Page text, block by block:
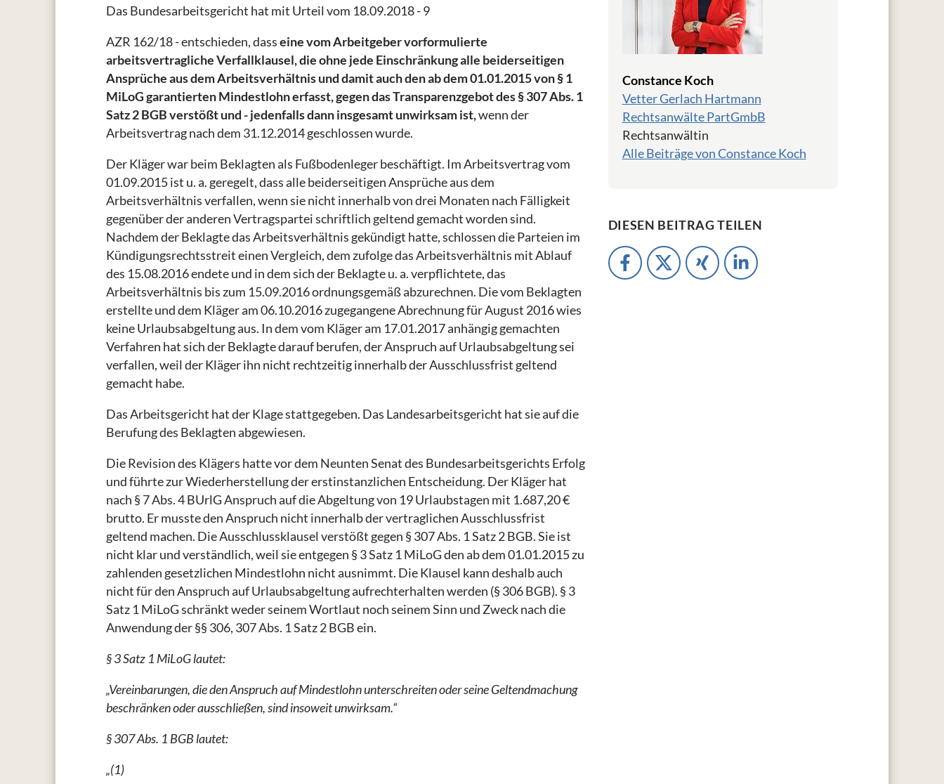
Das Bundesarbeitsgericht hat mit Urteil vom 18.09.2018 - 9
AZR 162/18 - entschieden, dasseine vom Arbeitgeber vorformulierte
arbeitsvertragliche Verfallklausel, die ohne jede Einschränkung alle beiderseitigen
Ansprüche aus dem Arbeitsverhältnis und damit auch den ab dem 01.01.2015 von § 1
MiLoG garantierten Mindestlohn erfasst, gegen das Transparenzgebot des § 307 Abs. 1
Satz 2 BGB verstößt und - jedenfalls dann insgesamt unwirksam ist,wenn der
Arbeitsvertrag nach dem 31.12.2014 geschlossen wurde.
Der Kläger war beim Beklagten als Fußbodenleger beschäftigt. Im Arbeitsvertrag vom
01.09.2015 ist u. a. geregelt, dass alle beiderseitigen Ansprüche aus dem
Arbeitsverhältnis verfallen, wenn sie nicht innerhalb von drei Monaten nach Fälligkeit
gegenüber der anderen Vertragspartei schriftlich geltend gemacht worden sind.
Nachdem der Beklagte das Arbeitsverhältnis gekündigt hatte, schlossen die Parteien im
Kündigungsrechtsstreit einen Vergleich, dem zufolge das Arbeitsverhältnis mit Ablauf
des 15.08.2016 endete und in dem sich der Beklagte u. a. verpflichtete, das
Arbeitsverhältnis bis zum 15.09.2016 ordnungsgemäß abzurechnen. Die vom Beklagten
erstellte und dem Kläger am 06.10.2016 zugegangene Abrechnung für August 2016 wies
keine Urlaubsabgeltung aus. In dem vom Kläger am 17.01.2017 anhängig gemachten
Verfahren hat sich der Beklagte darauf berufen, der Anspruch auf Urlaubsabgeltung sei
verfallen, weil der Kläger ihn nicht rechtzeitig innerhalb der Ausschlussfrist geltend
gemacht habe.
Das Arbeitsgericht hat der Klage stattgegeben. Das Landesarbeitsgericht hat sie auf die
Berufung des Beklagten abgewiesen.
Die Revision des Klägers hatte vor dem Neunten Senat des Bundesarbeitsgerichts Erfolg
und führte zur Wiederherstellung der erstinstanzlichen Entscheidung. Der Kläger hat
nach § 7 Abs. 4 BUrlG Anspruch auf die Abgeltung von 19 Urlaubstagen mit 1.687,20 €
brutto. Er musste den Anspruch nicht innerhalb der vertraglichen Ausschlussfrist
geltend machen. Die Ausschlussklausel verstößt gegen § 307 Abs. 1 Satz 2 BGB. Sie ist
nicht klar und verständlich, weil sie entgegen § 3 Satz 1 MiLoG den ab dem 01.01.2015 zu
zahlenden gesetzlichen Mindestlohn nicht ausnimmt. Die Klausel kann deshalb auch
nicht für den Anspruch auf Urlaubsabgeltung aufrechterhalten werden (§ 306 BGB). § 3
Satz 1 MiLoG schränkt weder seinem Wortlaut noch seinem Sinn und Zweck nach die
Anwendung der §§ 306, 307 Abs. 1 Satz 2 BGB ein.
§ 3 Satz 1 MiLoG lautet:
„Vereinbarungen, die den Anspruch auf Mindestlohn unterschreiten oder seine Geltendmachung
beschränken oder ausschließen, sind insoweit unwirksam.“
§ 307 Abs. 1 BGB lautet:
„(1)
Constance Koch
Vetter Gerlach Hartmann
Rechtsanwälte PartGmbB
Rechtsanwältin
Alle Beiträge von Constance Koch
DIESEN BEITRAG TEILEN